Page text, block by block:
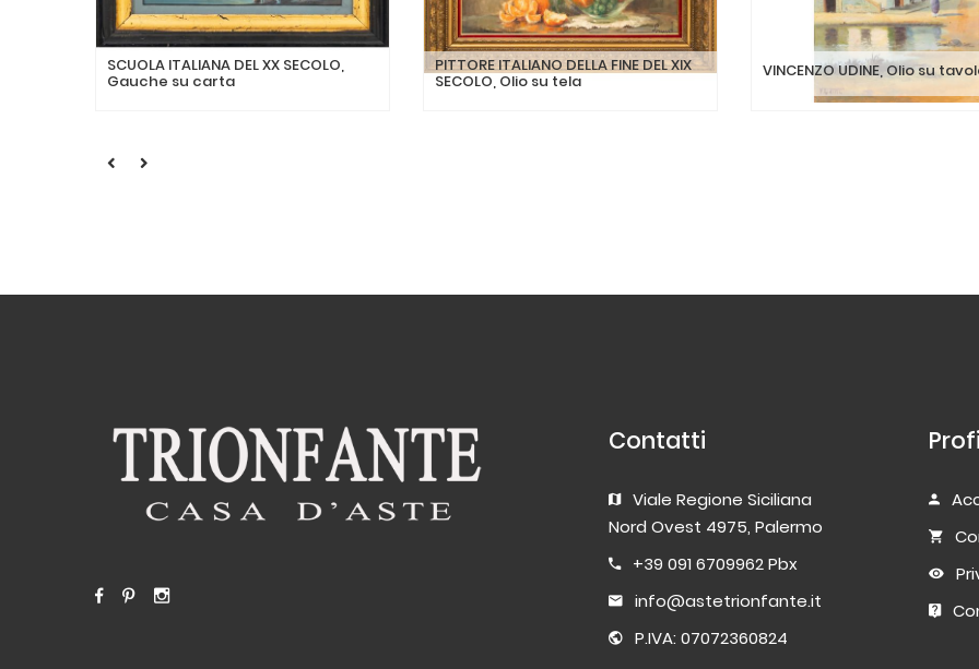
SCUOLA ITALIANA DEL XX SECOLO,
Gauche su carta
PITTORE ITALIANO DELLA FINE DEL XIX
SECOLO, Olio su tela
VINCENZO UDINE, Olio su
Contatti
Viale Regione Siciliana
Nord Ovest 4975, Palermo
+39 091 6709962 Pbx
info@astetrionfante.it
P.IVA: 07072360824